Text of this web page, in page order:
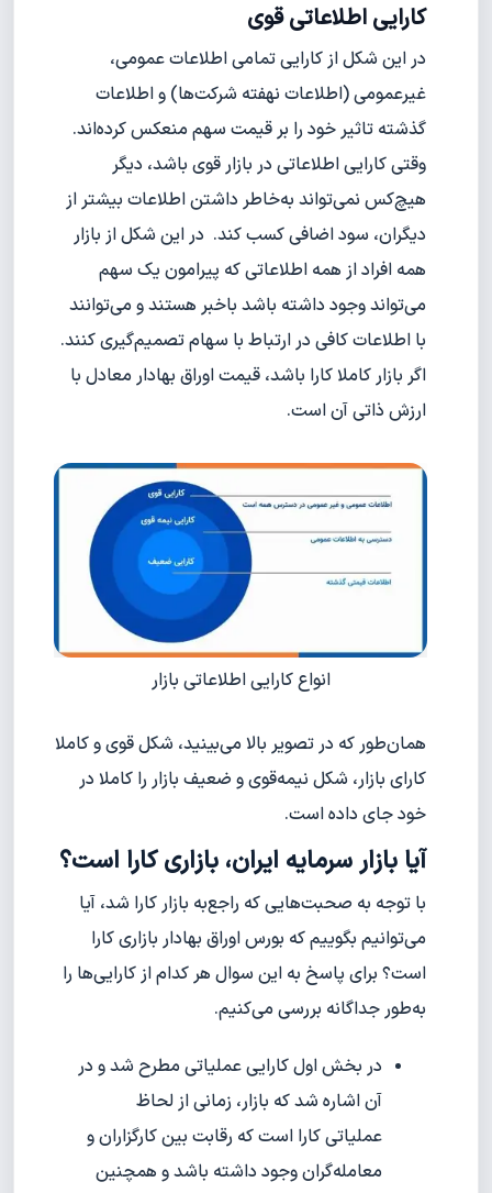
کارایی اطلاعاتی قوی
در این شکل از کارایی تمامی اطلاعات عمومی،
غیر‌عمومی (اطلاعات نهفته شرکت‌ها) و اطلاعات
گذشته تاثیر خود را بر قیمت سهم منعکس کرده‌اند.
وقتی کارایی اطلاعاتی در بازار قوی باشد، دیگر
هیچ‌کس نمی‌تواند به‌خاطر داشتن اطلاعات بیشتر از
دیگران، سود اضافی کسب کند. در این شکل از بازار
همه‌ افراد از همه اطلاعاتی که پیرامون یک سهم
می‌تواند وجود داشته باشد با‌خبر هستند و می‌توانند
با اطلاعات کافی در ارتباط با سهام تصمیم‌گیری کنند.
اگر بازار کاملا کارا باشد، قیمت اوراق بهادار معادل با
ارزش ذاتی آن است.
انواع کارایی اطلاعاتی بازار
همان‌طور که در تصویر بالا می‌بینید، شکل قوی و کاملا
کارای بازار، شکل نیمه‌قوی و ضعیف بازار را کاملا در
خود جای داده است.
آیا بازار سرمایه ایران، بازاری کارا است؟
با توجه به صحبت‌هایی که راجع‌به بازار کارا شد، آیا
می‌توانیم بگوییم که بورس اوراق بهادار بازاری کارا
است؟ برای پاسخ به این سوال هر کدام از کارایی‌ها را
به‌طور جداگانه بررسی می‌کنیم.
در بخش اول کارایی عملیاتی مطرح شد و در
آن اشاره شد که بازار، زمانی از لحاظ
عملیاتی کارا است که رقابت بین کارگزاران و
معامله‌گران وجود داشته باشد و همچنین